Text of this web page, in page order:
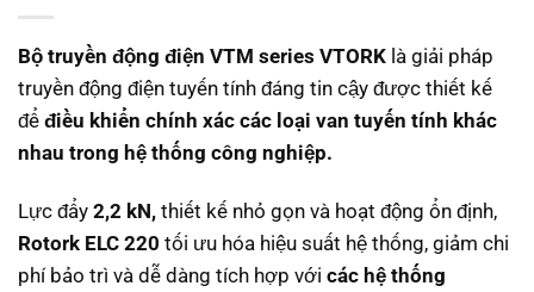
Bộ truyền động điện VTM series VTORK là giải pháp
truyền động điện tuyến tính đáng tin cậy được thiết kế
để điều khiển chính xác các loại van tuyến tính khác
nhau trong hệ thống công nghiệp.
Lực đẩy 2,2 kN, thiết kế nhỏ gọn và hoạt động ổn định,
Rotork ELC 220 tối ưu hóa hiệu suất hệ thống, giảm chi
phí bảo trì và dễ dàng tích hợp với các hệ thống